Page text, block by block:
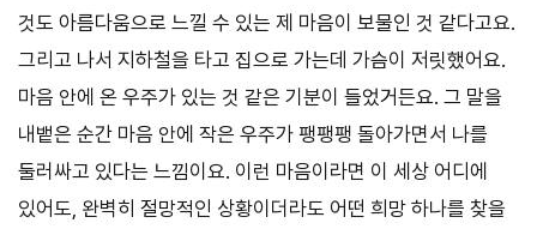
것도 아름다움으로 느낄 수 있는 제 마음이 보물인 것 같다고요.
그리고 나서 지하철을 타고 집으로 가는데 가슴이 저릿했어요.
마음 안에 온 우주가 있는 것 같은 기분이 들었거든요. 그 말을
내뱉은 순간 마음 안에 작은 우주가 팽팽팽 돌아가면서 나를
둘러싸고 있다는 느낌이요. 이런 마음이라면 이 세상 어디에
있어도, 완벽히 절망적인 상황이더라도 어떤 희망 하나를 찾을